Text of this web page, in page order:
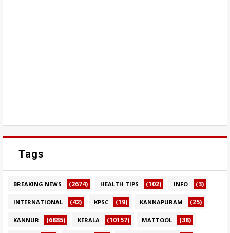
Tags
BREAKING NEWS (2674) HEALTH TIPS (102) INFO (3)
INTERNATIONAL (42) KPSC (19) KANNAPURAM (25)
KANNUR (6885) KERALA (10157) MATTOOL (38)